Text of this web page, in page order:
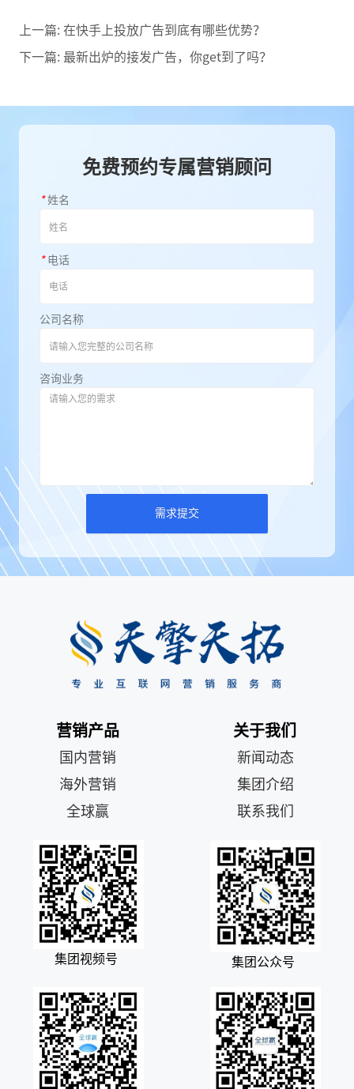
上一篇:在快手上投放广告到底有哪些优势？
下一篇:最新出炉的接发广告，你get到了吗？
免费预约专属营销顾问
*姓名
*电话
公司名称
咨询业务
需求提交
营销产品
国内营销
海外营销
全球赢
关于我们
新闻动态
集团介绍
联系我们
集团视频号 集团公众号